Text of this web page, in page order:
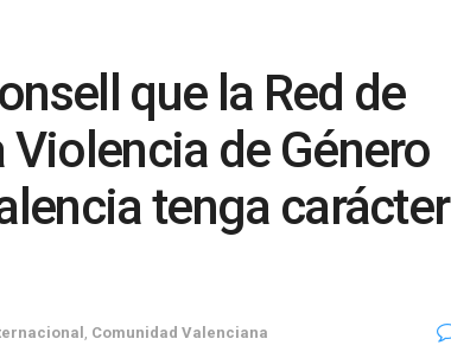
que la Red de
de Género
tenga carácter
Comunidad Valenciana